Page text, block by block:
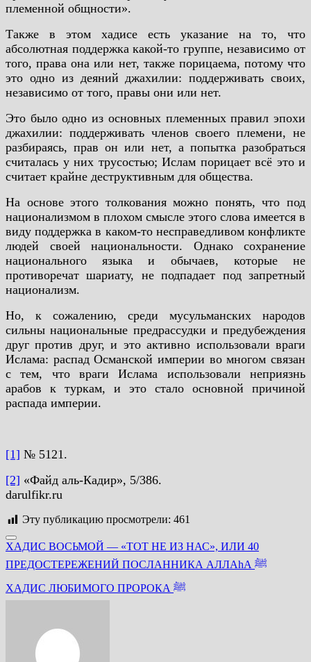
племенной общности».
Также в этом хадисе есть указание на то, что
абсолютная поддержка какой-то группе, независимо от
того, права она или нет, также порицаема, потому что
это одно из деяний джахилии: поддерживать своих,
независимо от того, правы они или нет.
Это было одно из основных племенных правил эпохи
джахилии: поддерживать членов своего племени, не
разбираясь, прав он или нет, а попытка разобраться
считалась у них трусостью; Ислам порицает всё это и
считает крайне деструктивным для общества.
На основе этого толкования можно понять, что под
национализмом в плохом смысле этого слова имеется в
виду поддержка в каком-то несправедливом конфликте
людей своей национальности. Однако сохранение
национального языка и обычаев, которые не
противоречат шариату, не подпадает под запретный
национализм.
Но, к сожалению, среди мусульманских народов
сильны национальные предрассудки и предубеждения
друг против друг, и это активно использовали враги
Ислама: распад Османской империи во многом связан
с тем, что враги Ислама использовали неприязнь
арабов к туркам, и это стало основной причиной
распада империи.
[1] № 5121.
[2] «Файд аль-Кадир», 5/386.
darulfikr.ru
Эту публикацию просмотрели: 461
Навигация
по
записям
ХАДИС ВОСЬМОЙ — «ТОТ НЕ ИЗ НАС», ИЛИ 40
ПРЕДОСТЕРЕЖЕНИЙ ПОСЛАННИКА АЛЛАhА ﷺ
ХАДИС ЛЮБИМОГО ПРОРОКА ﷺ